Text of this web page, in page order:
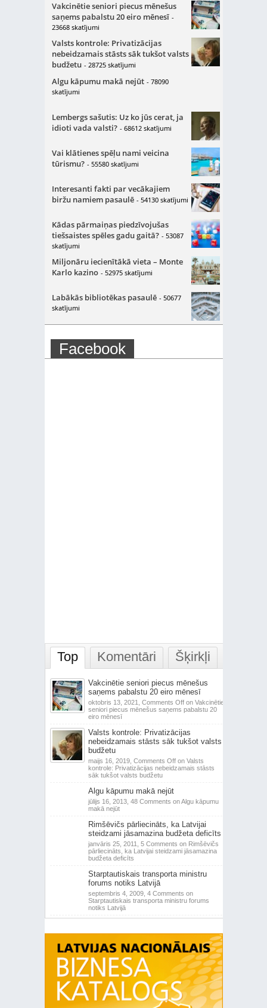
Vakcinētie seniori piecus mēnešus
saņems pabalstu 20 eiro mēnesī -
23668 skatījumi
Valsts kontrole: Privatizācijas
nebeidzamais stāsts sāk tukšot valsts
budžetu - 28725 skatījumi
Algu kāpumu makā nejūt - 78090
skatījumi
Lembergs sašutis: Uz ko jūs cerat, ja
idioti vada valsti? - 68612 skatījumi
Vai klātienes spēļu nami veicina
tūrismu? - 55580 skatījumi
Interesanti fakti par vecākajiem
biržu namiem pasaulē - 54130 skatījumi
Kādas pārmaiņas piedzīvojušas
tiešsaistes spēles gadu gaitā? - 53087
skatījumi
Miljonāru iecienītākā vieta – Monte
Karlo kazino - 52975 skatījumi
Labākās bibliotēkas pasaulē - 50677
skatījumi
Facebook
Top Komentāri Šķirkļi
Vakcinētie seniori piecus mēnešus
saņems pabalstu 20 eiro mēnesī
oktobris 13, 2021, Comments Offon Vakcinētie
seniori piecus mēnešus saņems pabalstu 20
eiro mēnesī
Valsts kontrole: Privatizācijas
nebeidzamais stāsts sāk tukšot valsts
budžetu
maijs 16, 2019, Comments Offon Valsts
kontrole: Privatizācijas nebeidzamais stāsts
sāk tukšot valsts budžetu
Algu kāpumu makā nejūt
jūlijs 16, 2013, 48 Comments on Algu kāpumu
makā nejūt
Rimšēvičs pārliecināts, ka Latvijai
steidzami jāsamazina budžeta deficīts
janvāris 25, 2011, 5 Comments on Rimšēvičs
pārliecināts, ka Latvijai steidzami jāsamazina
budžeta deficīts
Starptautiskais transporta ministru
forums notiks Latvijā
septembris 4, 2009, 4 Comments on
Starptautiskais transporta ministru forums
notiks Latvijā